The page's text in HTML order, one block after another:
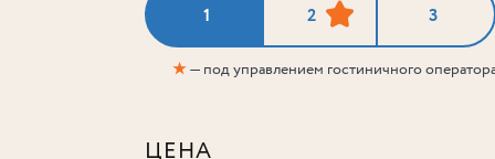
1 2 3
★— под управлением гостиничного
ЦЕНА